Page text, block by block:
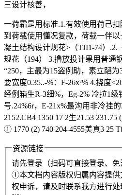
三设计核善，
一荷霜是用标准.1.有效使用荷己
到荷载使用懂况复款，荷载一伴
凝土结构设计规花>（TJI1-74）
规花（194） 3.撸放投计果用普通
“250，主最为15盗例助，素立蹈
要宽度0.35..-%：F-26x²% 4.挠度
经例箱生R-3细%，Eg-2% 冷拉1级
号.24%6r，E-21x%最沟用非冷挂
2152.CB4 1350 17 2生21.53 231.75
① 1770 (2) 740 204-4555美真3 25
资源链接
请先登录（扫码可直接登录、免
①本文档内容版权归属内容提供
权申诉，请及时联系我方进行